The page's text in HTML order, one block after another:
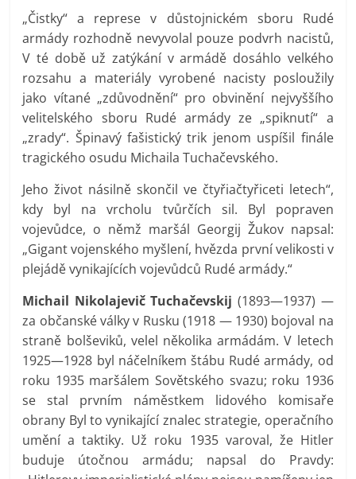
„Čistky“ a represe v důstojnickém sboru Rudé
armády rozhodně nevyvolal pouze podvrh nacistů,
V té době už zatýkání v armádě dosáhlo velkého
rozsahu a materiály vyrobené nacisty posloužily
jako vítané „zdůvodnění“ pro obvinění nejvyššího
velitelského sboru Rudé armády ze „spiknutí“ a
„zrady“. Špinavý fašistický trik jenom uspíšil finále
tragického osudu Michaila Tuchačevského.
Jeho život násilně skončil ve čtyřiačtyřiceti letech“,
kdy byl na vrcholu tvůrčích sil. Byl popraven
vojevůdce, o němž maršál Georgij Žukov napsal:
„Gigant vojenského myšlení, hvězda první velikosti v
plejádě vynikajících vojevůdců Rudé armády.“
Michail Nikolajevič Tuchačevskij (1893—1937) —
za občanské války v Rusku (1918 — 1930) bojoval na
straně bolševiků, velel několika armádám. V letech
1925—1928 byl náčelníkem štábu Rudé armády, od
roku 1935 maršálem Sovětského svazu; roku 1936
se stal prvním náměstkem lidového komisaře
obrany Byl to vynikající znalec strategie, operačního
umění a taktiky. Už roku 1935 varoval, že Hitler
buduje útočnou armádu; napsal do Pravdy: